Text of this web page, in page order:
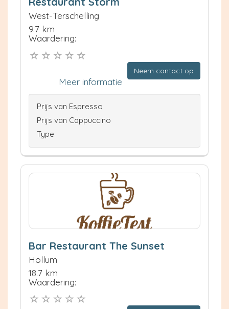
West-Terschelling
9.7 km
Waardering:
Neem contact op
Meer informatie
Prijs van Espresso
Prijs van Cappuccino
Type
Bar Restaurant The Sunset
Hollum
18.7 km
Waardering: